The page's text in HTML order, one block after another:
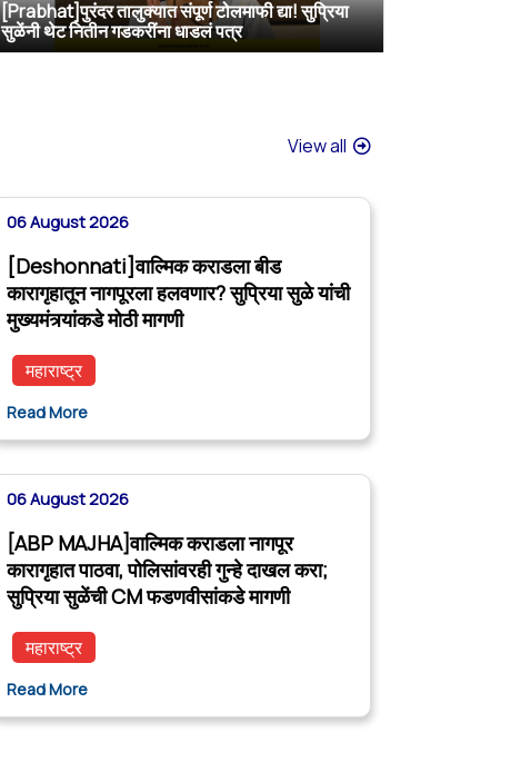
[Sakal]वाल्मिक कराडला बीडच्या जेलमध्ये विशेष सुविधा; खासदार सुप्रिया सुळेंनी मुख्यमंत्र्यांकडे केली मोठी मागणी [ABP MAJHA]वाल्मिक कराडला नागपूर कारागृहात पाठवा, पोलिसांवरही गुन्हे दाखल करा; सुप्रिया सुळेंची CM फडणवीसांकडे मागणी
[Prabhat]पुरंदर तालुक्यात संपूर्ण टोलमाफी द्या! सुप्रिया
सुळेंनी थेट नितीन गडकरींना धाडलं पत्र
View all
06 August 2026
[Deshonnati]वाल्मिक कराडला बीड
कारागृहातून नागपूरला हलवणार? सुप्रिया सुळे यांची
मुख्यमंत्र्यांकडे मोठी मागणी
महाराष्ट्र
Read More
06 August 2026
[ABP MAJHA]वाल्मिक कराडला नागपूर
कारागृहात पाठवा, पोलिसांवरही गुन्हे दाखल करा;
सुप्रिया सुळेंची CM फडणवीसांकडे मागणी
महाराष्ट्र
Read More